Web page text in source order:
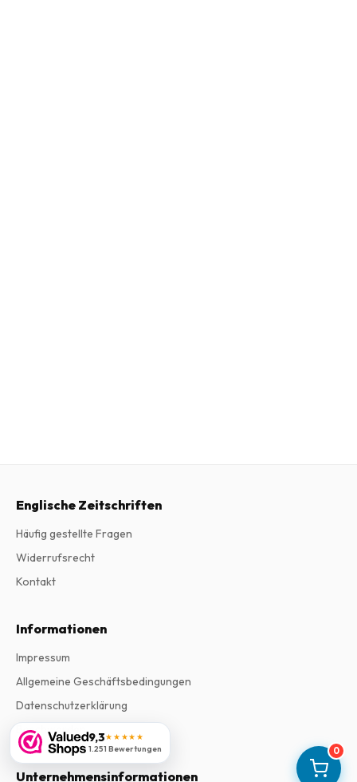
0
9,3★★★★★
1.251 Bewertungen
Englische Zeitschriften
Häufig gestellte Fragen
Widerrufsrecht
Kontakt
Informationen
Impressum
Allgemeine Geschäftsbedingungen
Datenschutzerklärung
Beschwerden
Unternehmensinformationen